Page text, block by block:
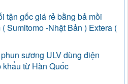
tận gốc giá rẻ bằng bả mồi
Sumitomo -Nhật Bản ) Extera (
sương ULV dùng điện
khẩu từ Hàn Quốc